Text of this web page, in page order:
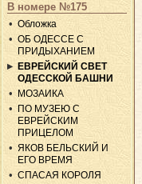
В номере №175
Обложка
ОБ ОДЕССЕ С
ПРИДЫХАНИЕМ
ЕВРЕЙСКИЙ СВЕТ
ОДЕССКОЙ БАШНИ
МОЗАИКА
ПО МУЗЕЮ С
ЕВРЕЙСКИМ
ПРИЦЕЛОМ
ЯКОВ БЕЛЬСКИЙ И
ЕГО ВРЕМЯ
СПАСАЯ КОРОЛЯ